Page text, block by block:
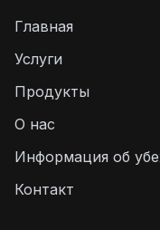
Главная
Услуги
Продукты
О нас
Информация об
Контакт